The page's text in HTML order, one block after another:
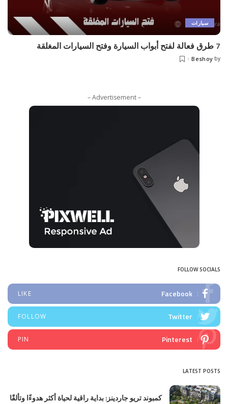
سيارات
7 طرق فعالة لفتح أبواب السيارة وفتح السيارات المغلقة
Posted
by
Beshoy
– Advertisement –
FOLLOW SOCIALS
Facebook
LIKE
Twitter
FOLLOW
Pinterest
PIN
LATEST POSTS
كمبوند تريو جاردينز: بداية راقية لحياة أكثر هدوءًا وتألقًا